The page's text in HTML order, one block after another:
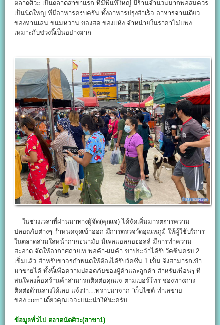
ตลาดศิวะ เป็นตลาดสาขาแรก ที่มีพื้นที่ใหญ่ มีร้านจำนวนมากพอสมควร
เป็นนัดใหญ่ ที่มีอาหารครบครัน ทั้งอาหารปรุงสำเร็จ อาหารจานเดียว
ของทานเล่น ขนมหวาน ของสด ของแห้ง จำหน่ายในราคาไม่แพง
เหมาะกับช่วงนี้เป็นอย่างมาก
ในช่วงเวลาที่ผ่านมาทางผู้จัด(คุณเจ) ได้จัดเพิ่มมารตการความ
ปลอดภัยต่างๆ กำหนดจุดเข้าออก มีการตรวจวัดอุณหภูมิ ให้ผู้ใช้บริการ
ในตลาดสวมใส่หน้ากากอนามัย มีเจลแอลกอฮอลล์ มีการทำความ
สะอาด จัดให้อากาศถ่ายเท พ่อค้า-แม่ค้า ขาประจำได้รับวัคซีนครบ 2
เข็มแล้ว สำหรับขาจรกำหนดให้ต้องได้รับวัคซีน 1 เข็ม จึงสามารถเข้า
มาขายได้ ทั้งนี้เพื่อความปลอดภัยของผู้ค้าและลูกค้า สำหรับเพื่อนๆ ที่
สนใจลงล็อคร้านค้าสามารถติดต่อคุณเจ ตามเบอร์โทร ช่องทางการ
ติดต่อด้านล่างได้เลย แจ้งว่า…ทราบมาจาก “เว็บไซต์ ทำเลขาย
ของ.com” เดี๋ยวคุณเจจะแนะนำให้นะครับ
ข้อมูลทั่วไป ตลาดนัดศิวะ(สาขา1)